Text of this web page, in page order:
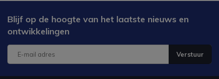
Blijf op de hoogte van het laatste nieuws en
ontwikkelingen
Verstuur